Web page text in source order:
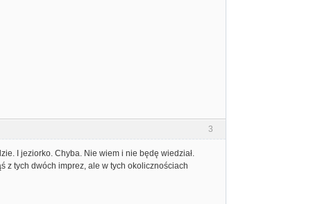
3
I jeziorko. Chyba. Nie wiem i nie będę wiedział.
z tych dwóch imprez, ale w tych okolicznościach